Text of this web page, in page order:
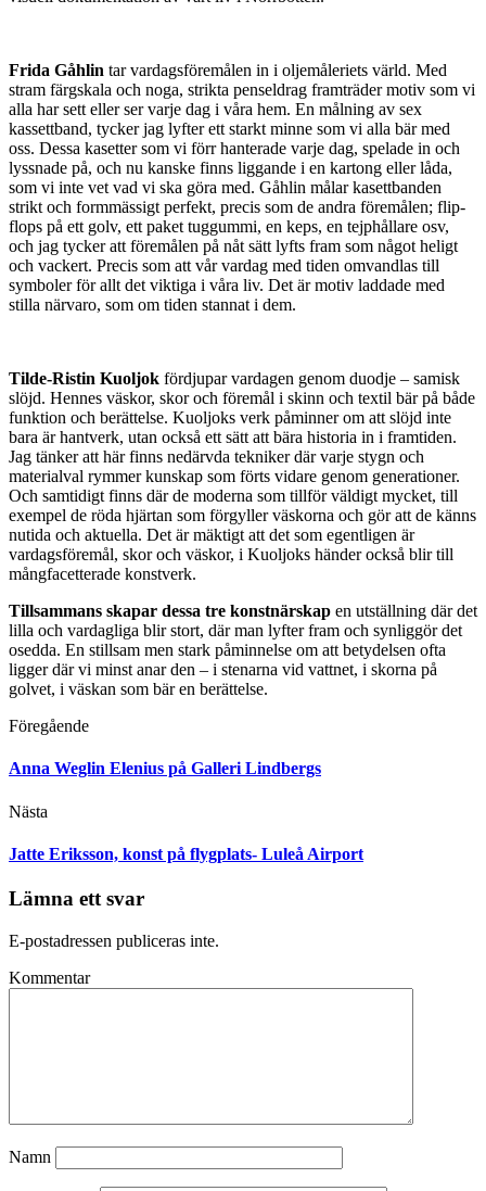
Frida Gåhlin tar vardagsföremålen in i oljemåleriets värld. Med
stram färgskala och noga, strikta penseldrag framträder motiv som vi
alla har sett eller ser varje dag i våra hem. En målning av sex
kassettband, tycker jag lyfter ett starkt minne som vi alla bär med
oss. Dessa kasetter som vi förr hanterade varje dag, spelade in och
lyssnade på, och nu kanske finns liggande i en kartong eller låda,
som vi inte vet vad vi ska göra med. Gåhlin målar kasettbanden
strikt och formmässigt perfekt, precis som de andra föremålen; flip-
flops på ett golv, ett paket tuggummi, en keps, en tejphållare osv,
och jag tycker att föremålen på nåt sätt lyfts fram som något heligt
och vackert. Precis som att vår vardag med tiden omvandlas till
symboler för allt det viktiga i våra liv. Det är motiv laddade med
stilla närvaro, som om tiden stannat i dem.
Tilde-Ristin Kuoljok fördjupar vardagen genom duodje – samisk
slöjd. Hennes väskor, skor och föremål i skinn och textil bär på både
funktion och berättelse. Kuoljoks verk påminner om att slöjd inte
bara är hantverk, utan också ett sätt att bära historia in i framtiden.
Jag tänker att här finns nedärvda tekniker där varje stygn och
materialval rymmer kunskap som förts vidare genom generationer.
Och samtidigt finns där de moderna som tillför väldigt mycket, till
exempel de röda hjärtan som förgyller väskorna och gör att de känns
nutida och aktuella. Det är mäktigt att det som egentligen är
vardagsföremål, skor och väskor, i Kuoljoks händer också blir till
mångfacetterade konstverk.
Tillsammans skapar dessa tre konstnärskap en utställning där det
lilla och vardagliga blir stort, där man lyfter fram och synliggör det
osedda. En stillsam men stark påminnelse om att betydelsen ofta
ligger där vi minst anar den – i stenarna vid vattnet, i skorna på
golvet, i väskan som bär en berättelse.
Föregående
Anna Weglin Elenius på Galleri Lindbergs
Nästa
Jatte Eriksson, konst på flygplats- Luleå Airport
Lämna ett svar
E-postadressen publiceras inte.
Kommentar
Namn